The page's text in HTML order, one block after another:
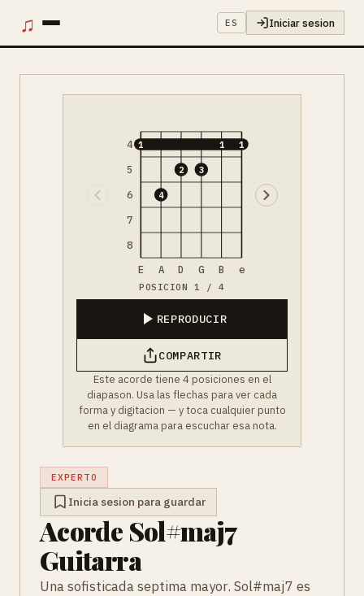
♫ ES Iniciar sesion
4
5
6
7
8
1
4
2 3
1 1
E A D G B e
POSICION 1 / 4
REPRODUCIR
COMPARTIR
Este acorde tiene 4 posiciones en el
diapason. Usa las flechas para ver cada
forma y digitacion — y toca cualquier punto
en el diagrama para escuchar esa nota.
EXPERTO
Inicia sesion para guardar
Acorde Sol#maj7
Guitarra
Una sofisticada septima mayor. Sol#maj7 es